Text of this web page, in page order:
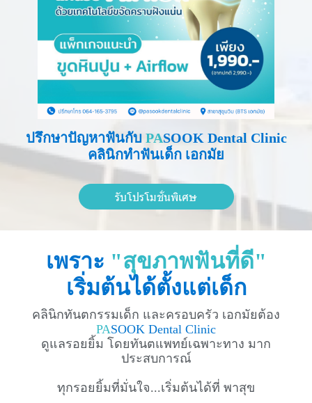
ปรึกษาปัญหาฟันกับ PASOOK Dental Clinic
คลินิกทำฟันเด็ก เอกมัย
รับโปรโมชั่นพิเศษ
เพราะ "สุขภาพฟันที่ดี"
เริ่มต้นได้ตั้งแต่เด็ก
คลินิกทันตกรรมเด็ก และครอบครัว เอกมัย ต้อง
PASOOK Dental Clinic
ดูแลรอยยิ้ม โดยทันตแพทย์เฉพาะทาง มาก
ประสบการณ์
ทุกรอยยิ้มที่มั่นใจ...เริ่มต้นได้ที่ พาสุข